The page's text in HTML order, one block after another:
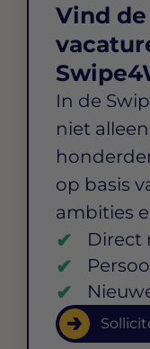
Vind
In de
niet
op basis
ambities
Direct